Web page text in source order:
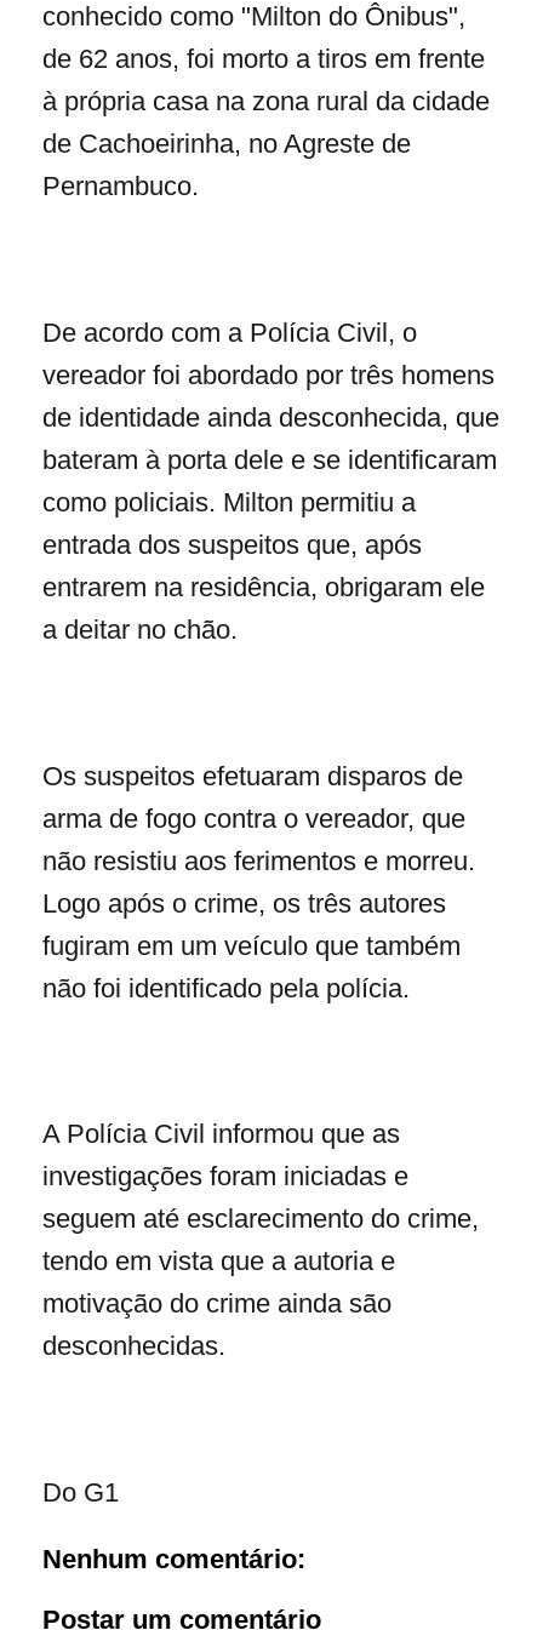
conhecido como "Milton do Ônibus",
de 62 anos, foi morto a tiros em frente
à própria casa na zona rural da cidade
de Cachoeirinha, no Agreste de
Pernambuco.
De acordo com a Polícia Civil, o
vereador foi abordado por três homens
de identidade ainda desconhecida, que
bateram à porta dele e se identificaram
como policiais. Milton permitiu a
entrada dos suspeitos que, após
entrarem na residência, obrigaram ele
a deitar no chão.
Os suspeitos efetuaram disparos de
arma de fogo contra o vereador, que
não resistiu aos ferimentos e morreu.
Logo após o crime, os três autores
fugiram em um veículo que também
não foi identificado pela polícia.
A Polícia Civil informou que as
investigações foram iniciadas e
seguem até esclarecimento do crime,
tendo em vista que a autoria e
motivação do crime ainda são
desconhecidas.
Do G1
Nenhum comentário:
Postar um comentário